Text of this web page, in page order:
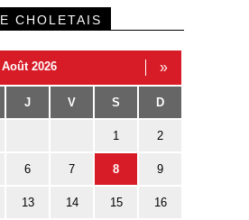
CHOLETAIS
Août 2026 »
J V S D
1 2
6 7 8 9
13 14 15 16